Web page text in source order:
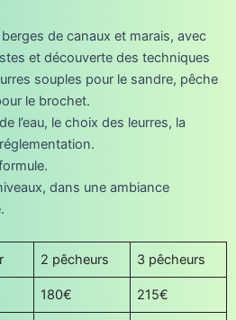
de canaux et marais, avec
et découverte des techniques
souples pour le sandre, pêche
le brochet.
l’eau, le choix des leurres, la
dans une ambiance
2 pêcheurs 3 pêcheurs
180€ 215€